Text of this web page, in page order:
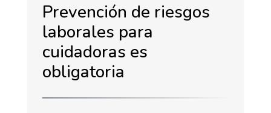
Prevención de riesgos
laborales para
cuidadoras es
obligatoria